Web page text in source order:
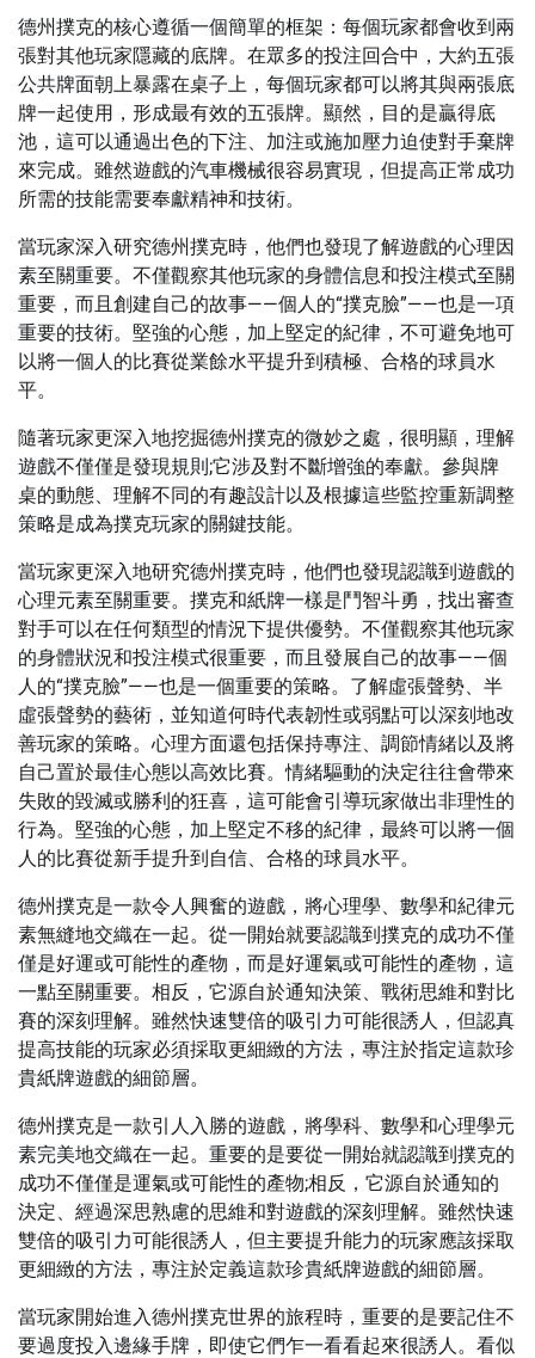
德州撲克的核心遵循一個簡單的框架：每個玩家都會收到兩
張對其他玩家隱藏的底牌。在眾多的投注回合中，大約五張
公共牌面朝上暴露在桌子上，每個玩家都可以將其與兩張底
牌一起使用，形成最有效的五張牌。顯然，目的是贏得底
池，這可以通過出色的下注、加注或施加壓力迫使對手棄牌
來完成。雖然遊戲的汽車機械很容易實現，但提高正常成功
所需的技能需要奉獻精神和技術。
當玩家深入研究德州撲克時，他們也發現了解遊戲的心理因
素至關重要。不僅觀察其他玩家的身體信息和投注模式至關
重要，而且創建自己的故事——個人的“撲克臉”——也是一項
重要的技術。堅強的心態，加上堅定的紀律，不可避免地可
以將一個人的比賽從業餘水平提升到積極、合格的球員水
平。
隨著玩家更深入地挖掘德州撲克的微妙之處，很明顯，理解
遊戲不僅僅是發現規則;它涉及對不斷增強的奉獻。參與牌
桌的動態、理解不同的有趣設計以及根據這些監控重新調整
策略是成為撲克玩家的關鍵技能。
當玩家更深入地研究德州撲克時，他們也發現認識到遊戲的
心理元素至關重要。撲克和紙牌一樣是鬥智斗勇，找出審查
對手可以在任何類型的情況下提供優勢。不僅觀察其他玩家
的身體狀況和投注模式很重要，而且發展自己的故事——個
人的“撲克臉”——也是一個重要的策略。了解虛張聲勢、半
虛張聲勢的藝術，並知道何時代表韌性或弱點可以深刻地改
善玩家的策略。心理方面還包括保持專注、調節情緒以及將
自己置於最佳心態以高效比賽。情緒驅動的決定往往會帶來
失敗的毀滅或勝利的狂喜，這可能會引導玩家做出非理性的
行為。堅強的心態，加上堅定不移的紀律，最終可以將一個
人的比賽從新手提升到自信、合格的球員水平。
德州撲克是一款令人興奮的遊戲，將心理學、數學和紀律元
素無縫地交織在一起。從一開始就要認識到撲克的成功不僅
僅是好運或可能性的產物，而是好運氣或可能性的產物，這
一點至關重要。相反，它源自於通知決策、戰術思維和對比
賽的深刻理解。雖然快速雙倍的吸引力可能很誘人，但認真
提高技能的玩家必須採取更細緻的方法，專注於指定這款珍
貴紙牌遊戲的細節層。
德州撲克是一款引人入勝的遊戲，將學科、數學和心理學元
素完美地交織在一起。重要的是要從一開始就認識到撲克的
成功不僅僅是運氣或可能性的產物;相反，它源自於通知的
決定、經過深思熟慮的思維和對遊戲的深刻理解。雖然快速
雙倍的吸引力可能很誘人，但主要提升能力的玩家應該採取
更細緻的方法，專注於定義這款珍貴紙牌遊戲的細節層。
當玩家開始進入德州撲克世界的旅程時，重要的是要記住不
要過度投入邊緣手牌，即使它們乍一看看起來很誘人。看似